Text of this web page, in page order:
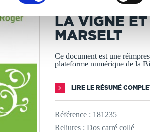
Marselt, Roger. Auteur du
LA VIGNE
MARSELT
Ce document est une
plateforme numérique de la
LIRE LE RÉSUMÉ
Référence : 181235
Reliures : Dos carré collé